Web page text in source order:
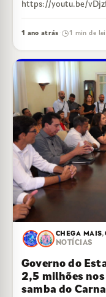
https://youtu.be/
ylk https://youtu.be/
https://youtu.be/
jhK4 https://
https://youtu.be/
https://youtu.be/
https://youtu.be/
1 ano atrás 1 min de
CHEGA MAIS,
NOTÍCIAS
Governo do
2,5 milhões
samba do